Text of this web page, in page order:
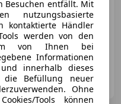
85 kW (116 PS)
Besuchen entfällt. Mit
nutzungsbasierte
kontaktierte Händler
werden von den
von Ihnen bei
Informationen
innerhalb dieses
die Befüllung neuer
Ohne
Tools können